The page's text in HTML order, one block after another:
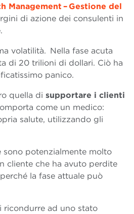
Management – Gestione del
di azione dei consulenti in
volatilità. Nella fase acuta
di 20 trilioni di dollari. Ciò ha
panico.
quella di supportare i clienti
come un medico:
salute, utilizzando gli
sono potenzialmente molto
cliente che ha avuto perdite
la fase attuale può
ricondurre ad uno stato